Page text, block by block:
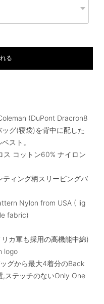
る
(DuPont Dracron8
グ(寝袋)を背中に配した
スト。
コットン60% ナイロン
ィング柄スリーピングバ
Nylon from USA ( lig
fabric)
カ軍も採用の高機能中綿)
logo
グから最大4着分のBack
ステッチのないOnly One